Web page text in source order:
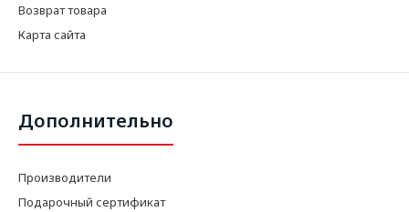
Возврат товара
Карта сайта
Дополнительно
Производители
Подарочный сертификат